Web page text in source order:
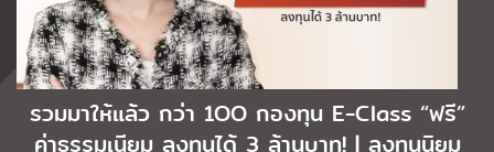
รวมมาให้แล้ว กว่า 1OO กองทุน E-Class “ฟรี”
ค่าธรรมเนียม ลงทุนได้ 3 ล้านบาท! | ลงทุนนิยม